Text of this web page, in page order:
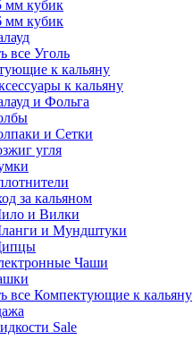
мм кубик
мм кубик
все Уголь
к кальяну
к кальяну
и Фольга
и Сетки
угля
за кальяном
и Вилки
и Мундштуки
Чаши
все Компектующие к кальяну
Sale